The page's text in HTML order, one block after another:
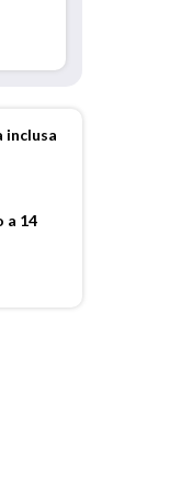
inclusa
a 14